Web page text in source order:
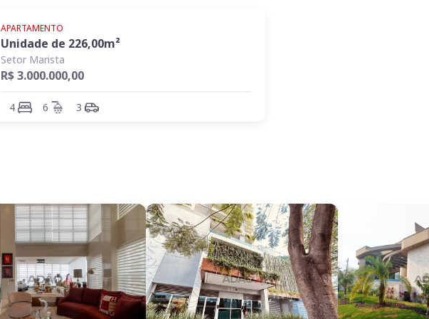
APARTAMENTO
Unidade de 226,00m²
Setor Marista
R$ 3.000.000,00
4 6 3